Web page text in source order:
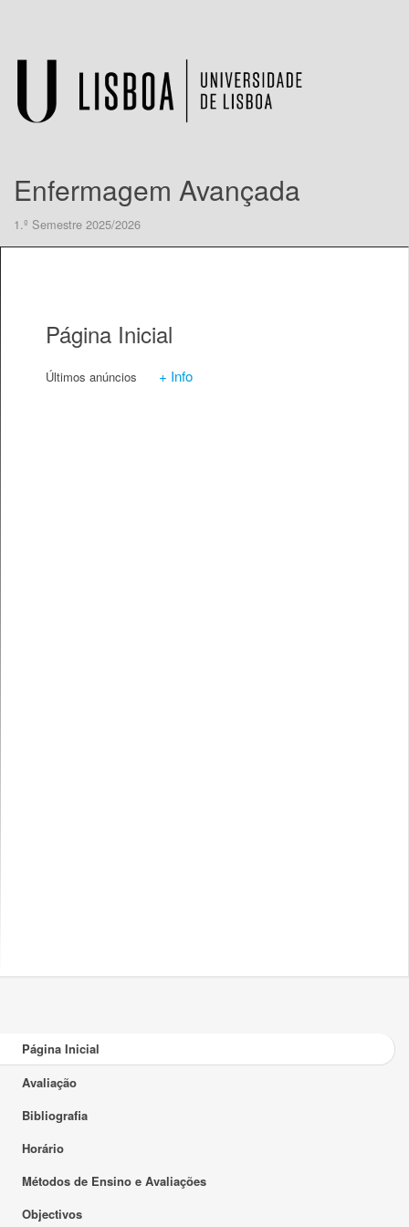
Enfermagem Avançada
1.º Semestre 2025/2026
Página Inicial
Últimos anúncios + Info
Página Inicial
Avaliação
Bibliografia
Horário
Métodos de Ensino e Avaliações
Objectivos